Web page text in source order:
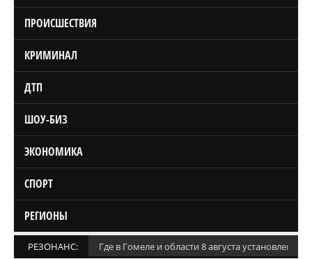
ПРОИСШЕСТВИЯ
КРИМИНАЛ
ДТП
ШОУ-БИЗ
ЭКОНОМИКА
СПОРТ
РЕГИОНЫ
РЕЗОНАНС: Где в Гомеле и области 8 августа установлены